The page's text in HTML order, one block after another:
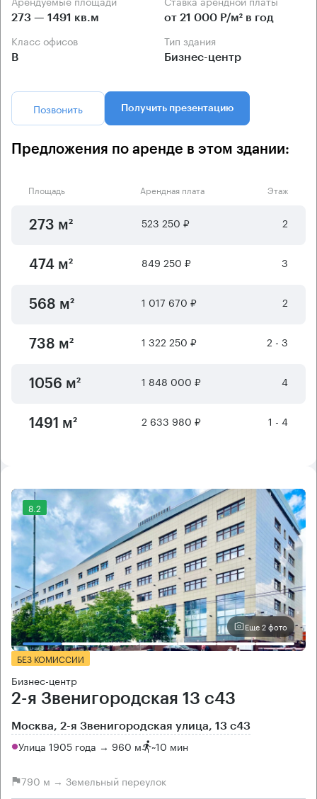
273 — 1491 кв.м от 21 000 Р/м² в год
Класс офисов
B
Тип здания
Бизнес-центр
Позвонить Получить презентацию
Предложения по аренде в этом здании:
Площадь Арендная плата Этаж
273 м² 523 250 ₽ 2
474 м² 849 250 ₽ 3
568 м² 1 017 670 ₽ 2
738 м² 1 322 250 ₽ 2 - 3
1056 м² 1 848 000 ₽ 4
1491 м² 2 633 980 ₽ 1 - 4
8.2
Еще 2 фото
БЕЗ КОМИССИИ
Бизнес-центр
2-я Звенигородская 13 с43
Москва, 2-я Звенигородская улица, 13 с43
Улица 1905 года → 960 м ~10 мин
790 м → Земельный переулок